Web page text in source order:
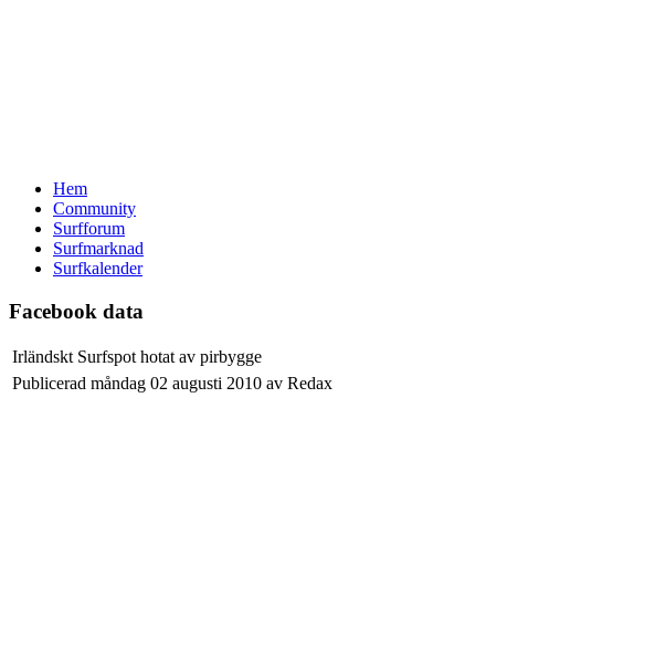
Hem
Community
Surfforum
Surfmarknad
Surfkalender
Facebook data
Irländskt Surfspot hotat av pirbygge
Publicerad måndag 02 augusti 2010 av Redax